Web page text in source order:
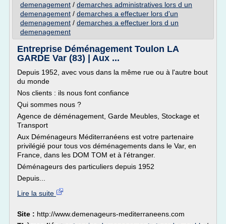
demenagement / demarches administratives lors d un
demenagement / demarches a effectuer lors d'un
demenagement / demarches a effectuer lors d un
demenagement
Entreprise Déménagement Toulon LA
GARDE Var (83) | Aux ...
Depuis 1952, avec vous dans la même rue ou à l'autre bout
du monde
Nos clients : ils nous font confiance
Qui sommes nous ?
Agence de déménagement, Garde Meubles, Stockage et
Transport
Aux Déménageurs Méditerranéens est votre partenaire
privilégié pour tous vos déménagements dans le Var, en
France, dans les DOM TOM et à l'étranger.
Déménageurs des particuliers depuis 1952
Depuis...
Lire la suite
Site : http://www.demenageurs-mediterraneens.com